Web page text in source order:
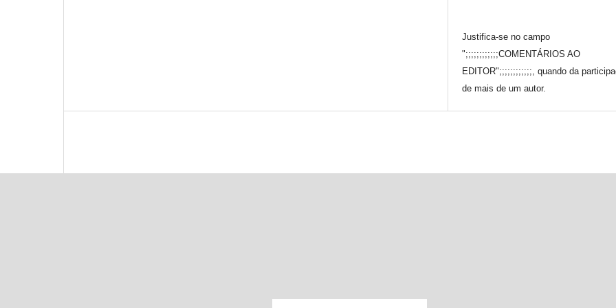
Justifica-se no campo
";;;;;;;;;;;;COMENTÁRIOS AO
EDITOR";;;;;;;;;;;;, quando da
de mais de um autor.